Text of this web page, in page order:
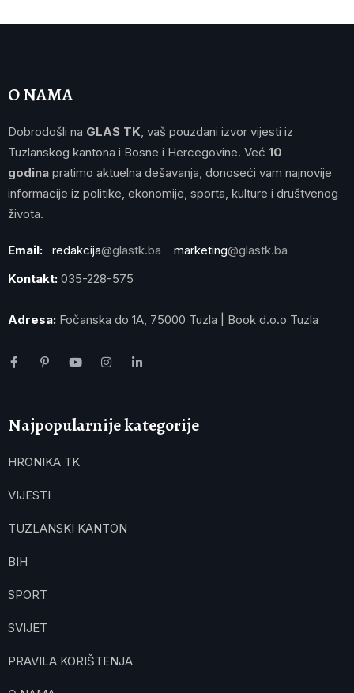
O NAMA
Dobrodošli na GLAS TK , vaš pouzdani izvor vijesti iz
Tuzlanskog kantona i Bosne i Hercegovine. Već 10
godina pratimo aktuelna dešavanja, donoseći vam najnovije
informacije iz politike, ekonomije, sporta, kulture i društvenog
života.
Email: redakcija@glastk.ba marketing@glastk.ba
Kontakt: 035-228-575
Adresa: Fočanska do 1A, 75000 Tuzla | Book d.o.o Tuzla
Najpopularnije kategorije
HRONIKA TK
VIJESTI
TUZLANSKI KANTON
BIH
SPORT
SVIJET
PRAVILA KORIŠTENJA